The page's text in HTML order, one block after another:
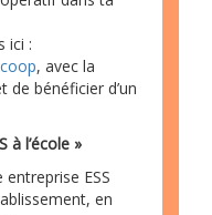
ici :
, avec la
de bénéficier d’un
à l’école »
ESS
en